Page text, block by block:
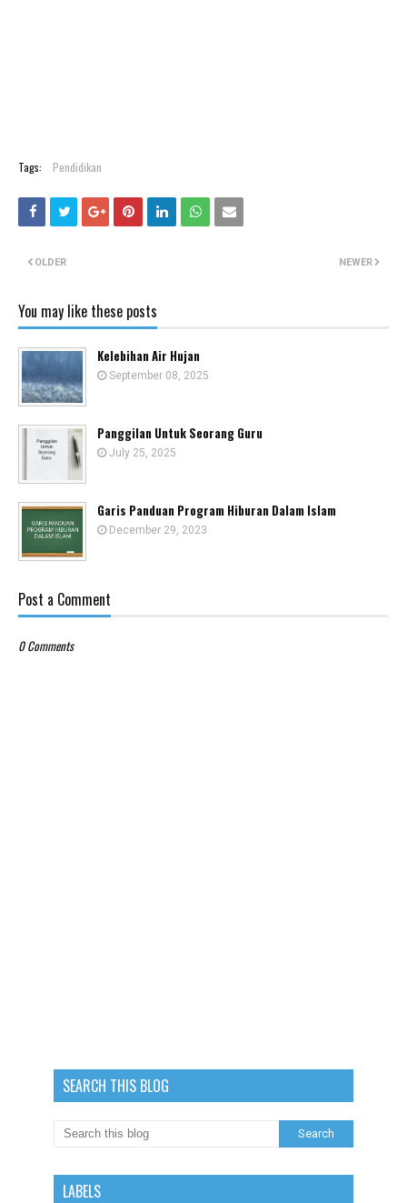
Tags: Pendidikan
NEWER
OLDER
You may like these posts
Kelebihan Air Hujan
September 08, 2025
Panggilan Untuk Seorang Guru
July 25, 2025
Garis Panduan Program Hiburan Dalam Islam
December 29, 2023
Post a Comment
0 Comments
SEARCH THIS BLOG
LABELS